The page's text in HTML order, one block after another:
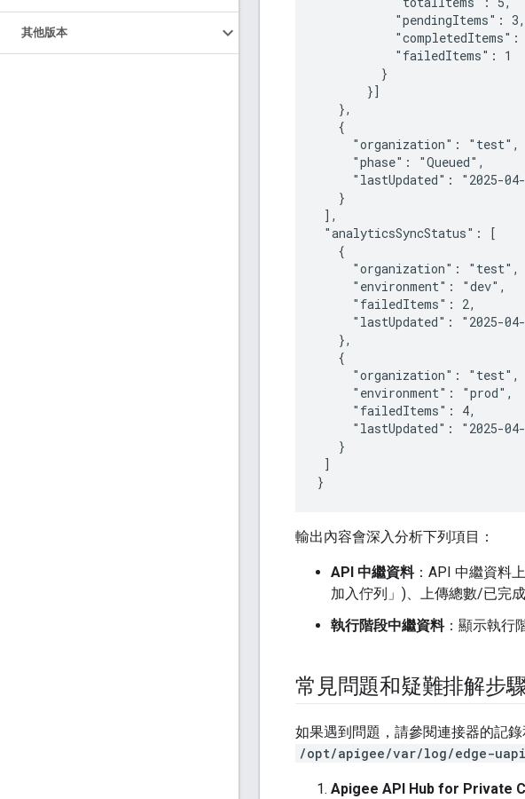
其他版本
           "pendingItems": 3,
"completedItems":
           "failedItems": 1
         }
       }]
   },
   {
     "organization": "test",
     "phase": "Queued",
"lastUpdated": "2025-
   }
],
"analyticsSyncStatus": [
   {
     "organization": "test",
     "environment": "dev",
     "failedItems": 2,
"lastUpdated": "2025-
   },
   {
     "organization": "test",
     "environment": "prod",
     "failedItems": 4,
"lastUpdated": "2025-
   }
]
輸出內容會深入分析下列項目：
API 中繼資料：API 中繼資料
加入佇列」)、上傳總數/已完
執行階段中繼資料：顯示執行
常見問題和疑難排解步
如果遇到問題，請參閱連接器的記
/opt/apigee/var/log/edge-
Apigee API Hub for Private